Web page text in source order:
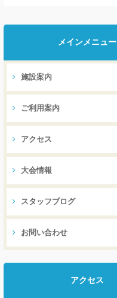
メインメニュー
施設案内
ご利用案内
アクセス
大会情報
スタッフブログ
お問い合わせ
アクセス